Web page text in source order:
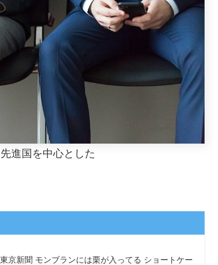
進国を中心とした
新聞 モンブランには栗が入ってる ショートケー